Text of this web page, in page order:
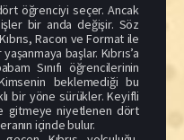
öğrenciyi seçer. Ancak
bir anda değişir. Söz
Racon ve Format ile
başlar. Kıbrıs’a
Sınıfı öğrencilerinin
beklemediği bu
bir yöne sürükler. Keyifli
gitmeye niyetlenen dört
içinde bulur.